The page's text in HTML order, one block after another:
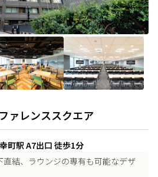
ァレンススクエア
町駅 A7出口 徒歩1分
結、ラウンジの専有も可能なデザ